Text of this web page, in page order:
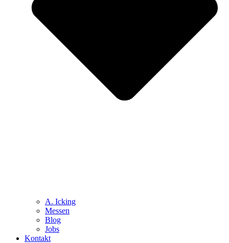
A. Icking
Messen
Blog
Jobs
Kontakt